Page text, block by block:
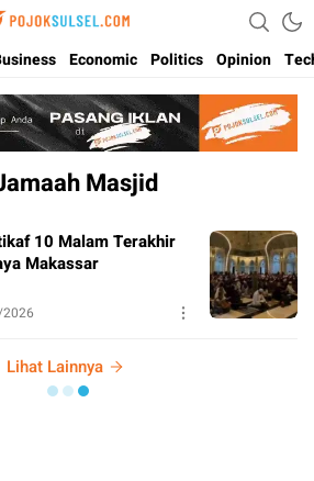
Pojoksulsel.com
Langsung di Pojoksulsel.com
Economic Politics Opinion
Masjid
10 Malam Terakhir
Makassar
Lihat Lainnya